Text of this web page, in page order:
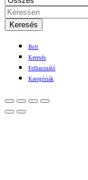
Keresés
Bolt
Keresés
Felhasználó
Kategóriák